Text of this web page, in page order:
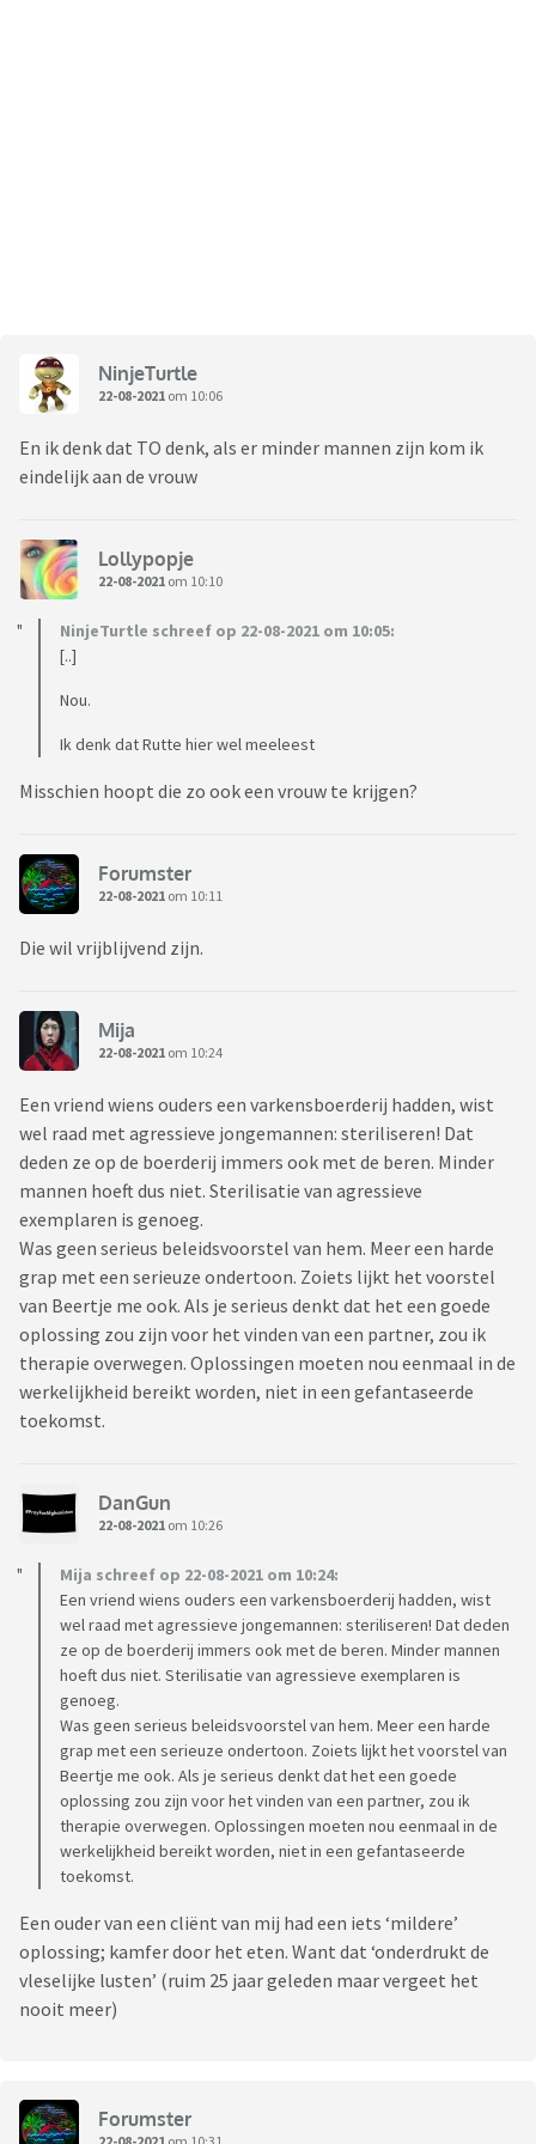
NinjeTurtle
22-08-2021 om 10:06
En ik denk dat TO denk, als er minder mannen zijn kom ik
eindelijk aan de vrouw
Lollypopje
22-08-2021 om 10:10
NinjeTurtle schreef op 22-08-2021 om 10:05:
[..]
Nou.
Ik denk dat Rutte hier wel meeleest
Misschien hoopt die zo ook een vrouw te krijgen?
Forumster
22-08-2021 om 10:11
Die wil vrijblijvend zijn.
Mija
22-08-2021 om 10:24
Een vriend wiens ouders een varkensboerderij hadden, wist
wel raad met agressieve jongemannen: steriliseren! Dat
deden ze op de boerderij immers ook met de beren. Minder
mannen hoeft dus niet. Sterilisatie van agressieve
exemplaren is genoeg.
Was geen serieus beleidsvoorstel van hem. Meer een harde
grap met een serieuze ondertoon. Zoiets lijkt het voorstel
van Beertje me ook. Als je serieus denkt dat het een goede
oplossing zou zijn voor het vinden van een partner, zou ik
therapie overwegen. Oplossingen moeten nou eenmaal in de
werkelijkheid bereikt worden, niet in een gefantaseerde
toekomst.
DanGun
22-08-2021 om 10:26
Mija schreef op 22-08-2021 om 10:24:
Een vriend wiens ouders een varkensboerderij hadden, wist
wel raad met agressieve jongemannen: steriliseren! Dat deden
ze op de boerderij immers ook met de beren. Minder mannen
hoeft dus niet. Sterilisatie van agressieve exemplaren is
genoeg.
Was geen serieus beleidsvoorstel van hem. Meer een harde
grap met een serieuze ondertoon. Zoiets lijkt het voorstel van
Beertje me ook. Als je serieus denkt dat het een goede
oplossing zou zijn voor het vinden van een partner, zou ik
therapie overwegen. Oplossingen moeten nou eenmaal in de
werkelijkheid bereikt worden, niet in een gefantaseerde
toekomst.
Een ouder van een cliënt van mij had een iets ‘mildere’
oplossing; kamfer door het eten. Want dat ‘onderdrukt de
vleselijke lusten’ (ruim 25 jaar geleden maar vergeet het
nooit meer)
Forumster